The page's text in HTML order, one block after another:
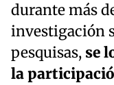
durante más
investigación
pesquisas, se
la